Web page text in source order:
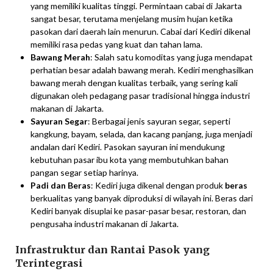
yang memiliki kualitas tinggi. Permintaan cabai di Jakarta
sangat besar, terutama menjelang musim hujan ketika
pasokan dari daerah lain menurun. Cabai dari Kediri dikenal
memiliki rasa pedas yang kuat dan tahan lama.
Bawang Merah: Salah satu komoditas yang juga mendapat
perhatian besar adalah bawang merah. Kediri menghasilkan
bawang merah dengan kualitas terbaik, yang sering kali
digunakan oleh pedagang pasar tradisional hingga industri
makanan di Jakarta.
Sayuran Segar: Berbagai jenis sayuran segar, seperti
kangkung, bayam, selada, dan kacang panjang, juga menjadi
andalan dari Kediri. Pasokan sayuran ini mendukung
kebutuhan pasar ibu kota yang membutuhkan bahan
pangan segar setiap harinya.
Padi dan Beras: Kediri juga dikenal dengan produk beras
berkualitas yang banyak diproduksi di wilayah ini. Beras dari
Kediri banyak disuplai ke pasar-pasar besar, restoran, dan
pengusaha industri makanan di Jakarta.
Infrastruktur dan Rantai Pasok yang
Terintegrasi